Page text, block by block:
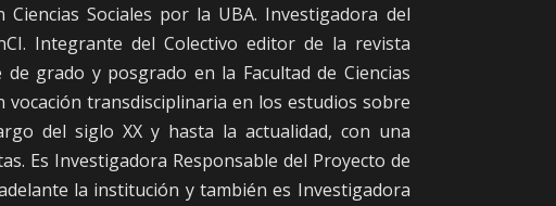
Sociales por la UBA. Investigadora del
Integrante del Colectivo editor de la revista
grado y posgrado en la Facultad de Ciencias
vocación transdisciplinaria en los estudios sobre
del siglo XX y hasta la actualidad, con una
Es Investigadora Responsable del Proyecto de
la institución y también es Investigadora